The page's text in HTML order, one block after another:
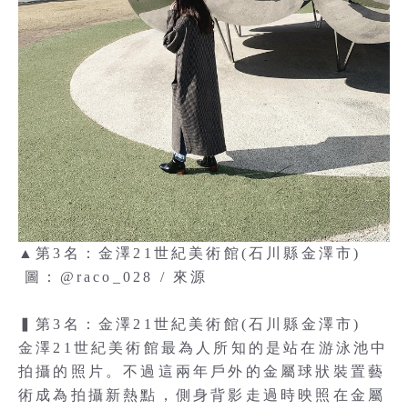
▲第3名：金澤21世紀美術館(石川縣金澤市)
圖：@raco_028 / 來源
▍第3名：金澤21世紀美術館(石川縣金澤市)
金澤21世紀美術館最為人所知的是站在游泳池中
拍攝的照片。不過這兩年戶外的金屬球狀裝置藝
術成為拍攝新熱點，側身背影走過時映照在金屬